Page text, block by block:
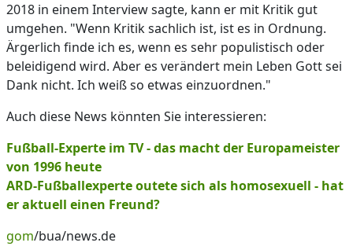
2018 in einem Interview sagte, kann er mit Kritik gut
umgehen. "Wenn Kritik sachlich ist, ist es in Ordnung.
Ärgerlich finde ich es, wenn es sehr populistisch oder
beleidigend wird. Aber es verändert mein Leben Gott sei
Dank nicht. Ich weiß so etwas einzuordnen."
Auch diese News könnten Sie interessieren:
Fußball-Experte im TV - das macht der Europameister
von 1996 heute
ARD-Fußballexperte outete sich als homosexuell - hat
er aktuell einen Freund?
gom/bua/news.de